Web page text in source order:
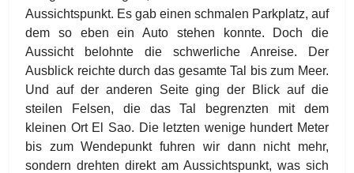
Aussichtspunkt. Es gab einen schmalen Parkplatz, auf
dem so eben ein Auto stehen konnte. Doch die
Aussicht belohnte die schwerliche Anreise. Der
Ausblick reichte durch das gesamte Tal bis zum Meer.
Und auf der anderen Seite ging der Blick auf die
steilen Felsen, die das Tal begrenzten mit dem
kleinen Ort El Sao. Die letzten wenige hundert Meter
bis zum Wendepunkt fuhren wir dann nicht mehr,
sondern drehten direkt am Aussichtspunkt, was sich